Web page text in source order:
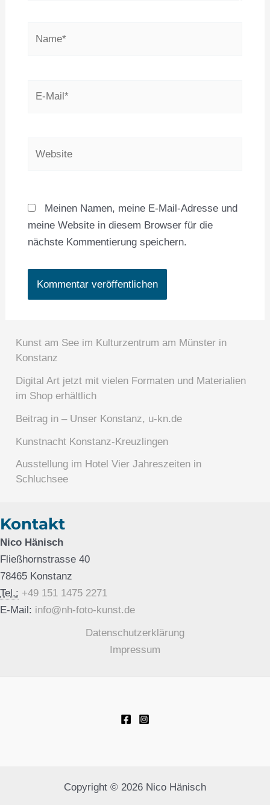
Meinen Namen, meine E-Mail-Adresse und
meine Website in diesem Browser für die
nächste Kommentierung speichern.
Kunst am See im Kulturzentrum am Münster in
Konstanz
Digital Art jetzt mit vielen Formaten und Materialien
im Shop erhältlich
Beitrag in – Unser Konstanz, u-kn.de
Kunstnacht Konstanz-Kreuzlingen
Ausstellung im Hotel Vier Jahreszeiten in
Schluchsee
Kontakt
Nico Hänisch
Fließhornstrasse 40
78465 Konstanz
Tel.: +49 151 1475 2271
E-Mail: info@nh-foto-kunst.de
Datenschutzerklärung
Impressum
Copyright © 2026 Nico Hänisch